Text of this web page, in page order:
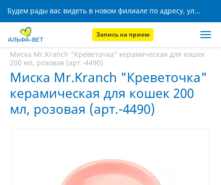
Будем рады вас видеть в новом филиале по адресу, ул. Кижеватова, 8!
Запись на прием
Главная
Миска Mr.Kranch "Креветочка" керамическая для кошек
200 мл, розовая (арт.-4490)
Миска Mr.Kranch "Креветочка"
керамическая для кошек 200
мл, розовая (арт.-4490)